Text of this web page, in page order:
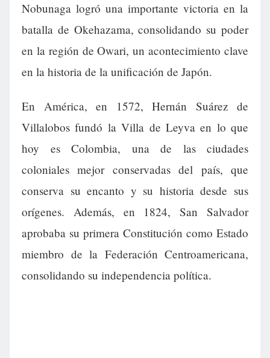
Nobunaga logró una importante victoria en la
batalla de Okehazama, consolidando su poder
en la región de Owari, un acontecimiento clave
en la historia de la unificación de Japón.
En América, en 1572, Hernán Suárez de
Villalobos fundó la Villa de Leyva en lo que
hoy es Colombia, una de las ciudades
coloniales mejor conservadas del país, que
conserva su encanto y su historia desde sus
orígenes. Además, en 1824, San Salvador
aprobaba su primera Constitución como Estado
miembro de la Federación Centroamericana,
consolidando su independencia política.